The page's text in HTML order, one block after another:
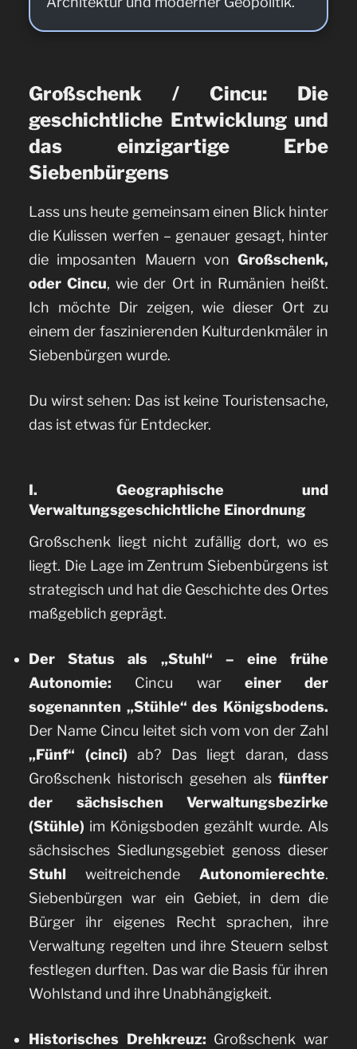
Großschenk / Cincu: Die
geschichtliche Entwicklung und
das einzigartige Erbe
Siebenbürgens
Lass uns heute gemeinsam einen Blick hinter
die Kulissen werfen – genauer gesagt, hinter
die imposanten Mauern von Großschenk,
oder Cincu, wie der Ort in Rumänien heißt.
Ich möchte Dir zeigen, wie dieser Ort zu
einem der faszinierenden Kulturdenkmäler in
Siebenbürgen wurde.
Du wirst sehen: Das ist keine Touristensache,
das ist etwas für Entdecker.
I. Geographische und
Verwaltungsgeschichtliche Einordnung
Großschenk liegt nicht zufällig dort, wo es
liegt. Die Lage im Zentrum Siebenbürgens ist
strategisch und hat die Geschichte des Ortes
maßgeblich geprägt.
Der Status als „Stuhl“ – eine frühe
Autonomie: Cincu war einer der
sogenannten „Stühle“ des Königsbodens.
Der Name Cincu leitet sich vom von der Zahl
„Fünf“ (cinci) ab? Das liegt daran, dass
Großschenk historisch gesehen als fünfter
der sächsischen Verwaltungsbezirke
(Stühle) im Königsboden gezählt wurde. Als
sächsisches Siedlungsgebiet genoss dieser
Stuhl weitreichende Autonomierechte.
Siebenbürgen war ein Gebiet, in dem die
Bürger ihr eigenes Recht sprachen, ihre
Verwaltung regelten und ihre Steuern selbst
festlegen durften. Das war die Basis für ihren
Wohlstand und ihre Unabhängigkeit.
Historisches Drehkreuz: Großschenk war